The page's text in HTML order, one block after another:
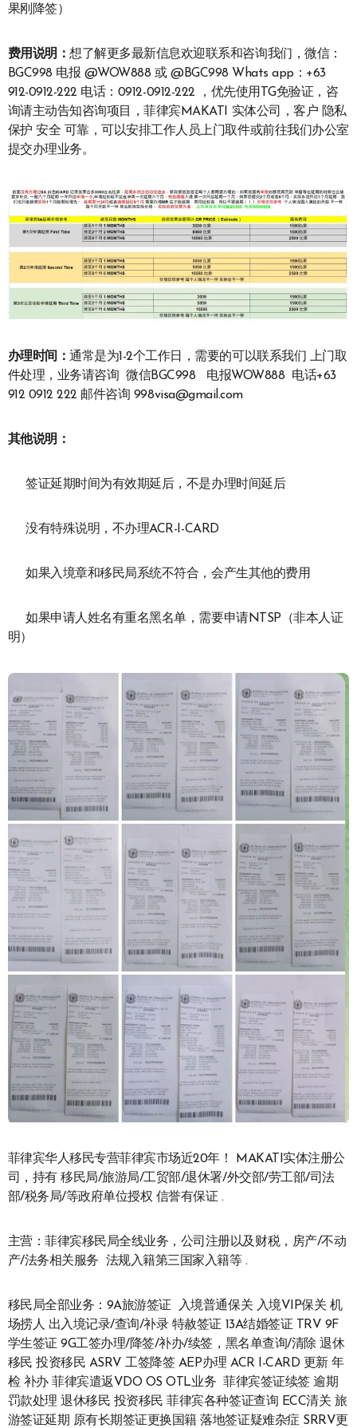
果刚降签）
费用说明：想了解更多最新信息欢迎联系和咨询我们，微信：
BGC998 电报 @WOW888 或 @BGC998 Whats app：+63
912-0912-222 电话：0912-0912-222 ，优先使用TG免验证，咨
询请主动告知咨询项目，菲律宾MAKATI 实体公司，客户 隐私
保护 安全 可靠，可以安排工作人员上门取件或前往我们办公室
提交办理业务。
办理时间：通常是为1-2个工作日，需要的可以联系我们 上门取
件处理，业务请咨询 微信BGC998 电报WOW888 电话+63
912 0912 222 邮件咨询 998visa@gmail.com
其他说明：
签证延期时间为有效期延后，不是办理时间延后
没有特殊说明，不办理ACR-I-CARD
如果入境章和移民局系统不符合，会产生其他的费用
如果申请人姓名有重名黑名单，需要申请NTSP（非本人证
明）
菲律宾华人移民专营菲律宾市场近20年！ MAKATI实体注册公
司，持有 移民局/旅游局/工贸部/退休署/外交部/劳工部/司法
部/税务局/等政府单位授权 信誉有保证 .
主营：菲律宾移民局全线业务，公司注册以及财税，房产/不动
产/法务相关服务 法规入籍第三国家入籍等 .
移民局全部业务：9A旅游签证 入境普通保关 入境VIP保关 机
场捞人 出入境记录/查询/补录 特赦签证 13A结婚签证 TRV 9F
学生签证 9G工签办理/降签/补办/续签，黑名单查询/清除 退休
移民 投资移民 ASRV 工签降签 AEP办理 ACR I-CARD 更新 年
检 补办 菲律宾遣返VDO OS OTL业务 菲律宾签证续签 逾期
罚款处理 退休移民 投资移民 菲律宾各种签证查询 ECC清关 旅
游签证延期 原有长期签证更换国籍 落地签证疑难杂症 SRRV更